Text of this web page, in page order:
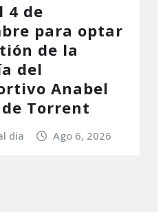
4 de
para optar
de la
del
Anabel
Torrent
dia Ago 6, 2026